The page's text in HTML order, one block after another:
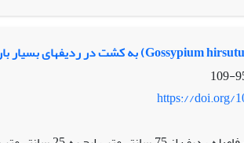
با تیمار شاهد توانست صفات موردمطالعه
https://doi.org/